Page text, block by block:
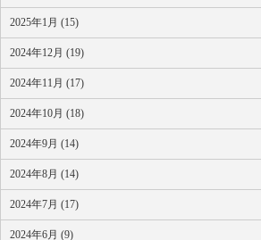
2025年1月 (15)
2024年12月 (19)
2024年11月 (17)
2024年10月 (18)
2024年9月 (14)
2024年8月 (14)
2024年7月 (17)
2024年6月 (9)